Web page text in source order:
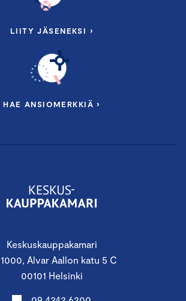
Keskuskauppakamari
Alvar Aallon katu 5 C
00101 Helsinki
LIITY JÄSENEKSI ›
HAE ANSIOMERKKIÄ ›